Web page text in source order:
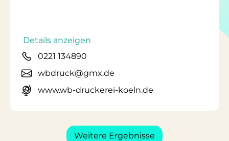
Details anzeigen
0221 134890
wbdruck@gmx.de
www.wb-druckerei-koeln.de
Weitere Ergebnisse